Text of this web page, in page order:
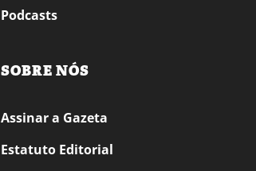
Podcasts
SOBRE NÓS
Assinar a Gazeta
Estatuto Editorial